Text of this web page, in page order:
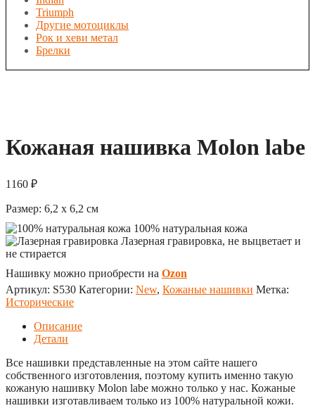
Triumph
Другие мотоциклы
Рок и хеви метал
Брелки
Кожаная нашивка Molon labe
1160 ₽
Размер: 6,2 x 6,2 см
100% натуральная кожа
Лазерная гравировка, не выцветает и
не стирается
Нашивку можно приобрести на Ozon
Артикул: S530 Категории: New, Кожаные нашивки Метка:
Исторические
Описание
Детали
Все нашивки представленные на этом сайте нашего
собственного изготовления, поэтому купить именно такую
кожаную нашивку Molon labe можно только у нас. Кожаные
нашивки изготавливаем только из 100% натуральной кожи.